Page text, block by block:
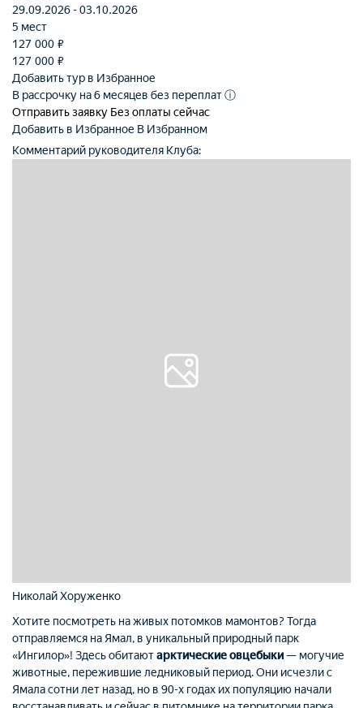
29.09.2026 - 03.10.2026
5 мест
127 000 ₽
127 000 ₽
Добавить тур в Избранное
В рассрочку на 6 месяцев без переплатⓘ
Отправить заявку Без оплаты сейчас
Добавить в Избранное В Избранном
Комментарий руководителя Клуба:
Николай Хоруженко
Хотите посмотреть на живых потомков мамонтов? Тогда
отправляемся на Ямал, в уникальный природный парк
«Ингилор»! Здесь обитаютарктические овцебыки— могучие
животные, пережившие ледниковый период. Они исчезли с
Ямала сотни лет назад, но в 90-х годах их популяцию начали